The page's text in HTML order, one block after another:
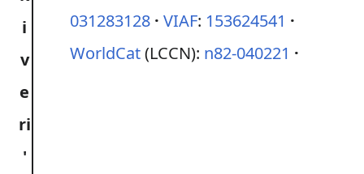
031283128 VIAF: 153624541
WorldCat(LCCN): n82-040221